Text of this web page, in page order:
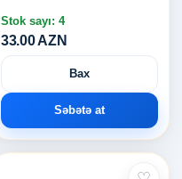
Stok sayı: 4
33.00 AZN
Bax
Səbətə at